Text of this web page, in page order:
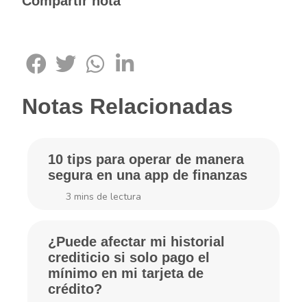
Notas Relacionadas
10 tips para operar de manera
segura en una app de finanzas
3 mins de lectura
¿Puede afectar mi historial
crediticio si solo pago el
mínimo en mi tarjeta de
crédito?